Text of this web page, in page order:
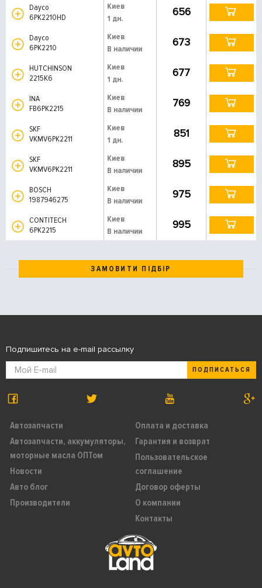
Dayco
6PK2210HD
Киев
1 дн.
656
Dayco
6PK2210
Киев
В наличии
673
HUTCHINSON
2215K6
Киев
1 дн.
677
INA
FB6PK2215
Киев
В наличии
769
SKF
VKMV6PK2211
Киев
1 дн.
851
SKF
VKMV6PK2211
Киев
В наличии
895
BOSCH
1987946275
Киев
В наличии
975
CONTITECH
6PK2215
Киев
В наличии
995
ЗАМОВИТИ ПІДБІР
Автозапчасти
Автозапчасти, аккумуляторы,
моторные масла ОПТом
Новости
Авто блог
Производители
Оплата и доставка
Гарантия и возврат
Пользовательское
соглашение
Договор оферты
О компании
Контакты
Подпишитесь на e-mail рассылку
ПОДПИСАТЬСЯ